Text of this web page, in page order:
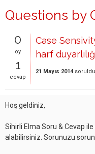
Questions by
0
oy
1
cevap
Case
harf
21 Mayıs 2014 soruldu
Hoş geldiniz,
Sihirli Elma Soru & Cevap ile
alabilirsiniz. Sorunuzu sorun